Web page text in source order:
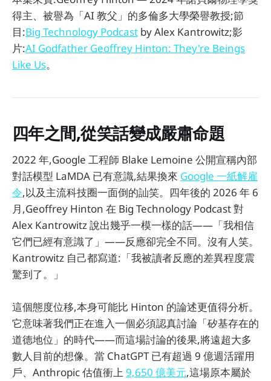
得主、被譽為「AI 教父」的多倫多大學榮譽教授;節
目:Big Technology Podcast by Alex Kantrowitz;影
片:AI Godfather Geoffrey Hinton: They're Beings
Like Us。
四年之間,從笑話變成嚴肅命題
2022 年,Google 工程師 Blake Lemoine 公開宣稱內部
對話模型 LaMDA 已有意識,結果換來 Google 一紙解雇
令,以及主流科技圈一面倒的訕笑。四年後的 2026 年 6
月,Geoffrey Hinton 在 Big Technology Podcast 對
Alex Kantrowitz 說出幾乎一模一樣的話——「我相信
它們已經有意識了」——反應卻完全不同。沒有人笑。
Kantrowitz 自己都寫道:「我被讀者反應的差異程度震
驚到了。」
這個態度位移,本身可能比 Hinton 的論述更值得分析。
它意味著我們正在進入一個必須認真討論「矽基存在的
道德地位」的時代——而這場討論的後果,將遠超大多
數人目前的想像。當 ChatGPT 已有超過 9 億週活躍用
戶、Anthropic 估值衝上 9,650 億美元,這場原本屬於